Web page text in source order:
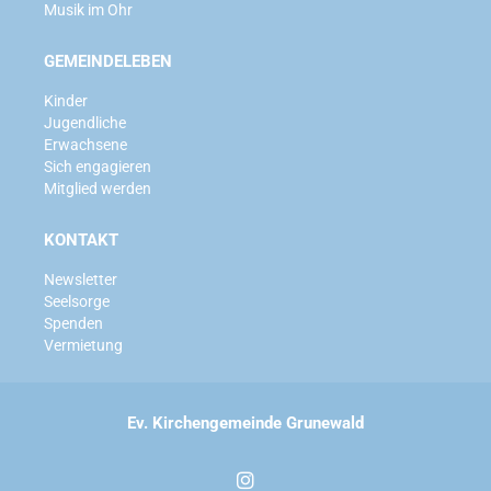
Musik im Ohr
GEMEINDELEBEN
Kinder
Jugendliche
Erwachsene
Sich engagieren
Mitglied werden
KONTAKT
Newsletter
Seelsorge
Spenden
Vermietung
Ev. Kirchengemeinde Grunewald